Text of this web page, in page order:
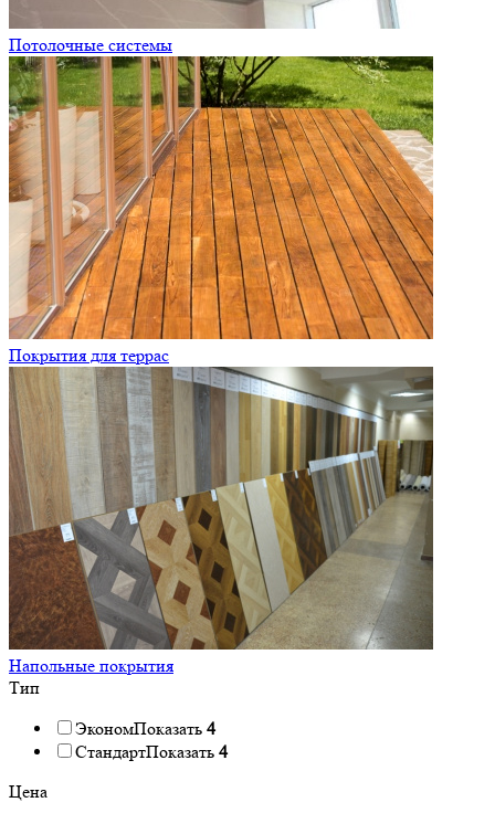
Потолочные системы
Покрытия для террас
Напольные покрытия
Тип
ЭкономПоказать 4
СтандартПоказать 4
Цена